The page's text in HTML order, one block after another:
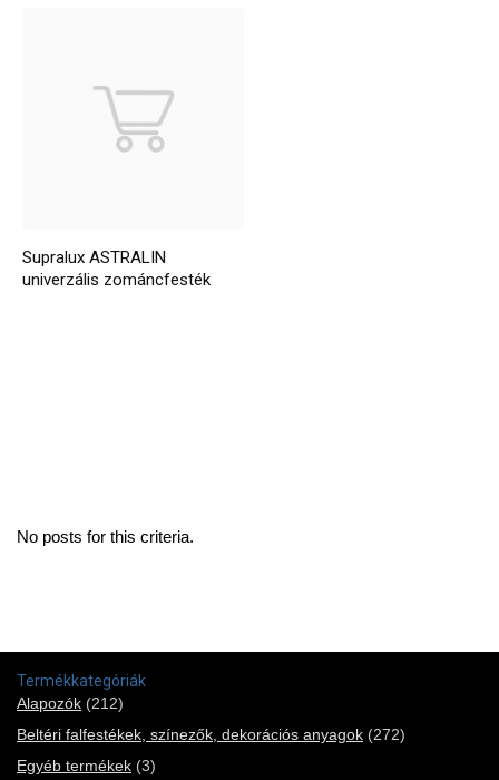
Supralux ASTRALIN
univerzális zománcfesték
No posts for this criteria.
Termékkategóriák
Alapozók (212)
Beltéri falfestékek, színezők, dekorációs anyagok (272)
Egyéb termékek (3)